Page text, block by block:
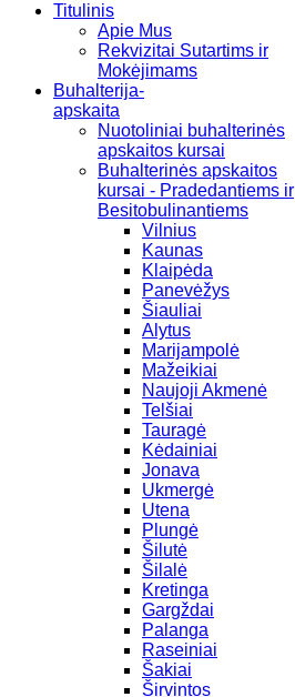
Titulinis
Apie Mus
Rekvizitai Sutartims ir
Mokėjimams
Buhalterija-
apskaita
Nuotoliniai buhalterinės
apskaitos kursai
Buhalterinės apskaitos
kursai - Pradedantiems ir
Besitobulinantiems
Vilnius
Kaunas
Klaipėda
Panevėžys
Šiauliai
Alytus
Marijampolė
Mažeikiai
Naujoji Akmenė
Telšiai
Tauragė
Kėdainiai
Jonava
Ukmergė
Utena
Plungė
Šilutė
Šilalė
Kretinga
Gargždai
Palanga
Raseiniai
Šakiai
Širvintos